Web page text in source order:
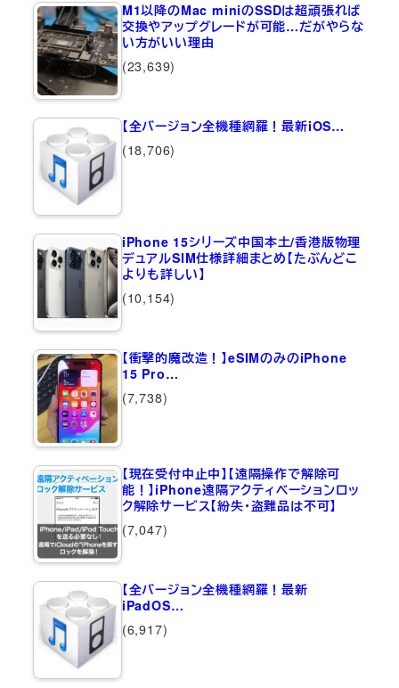
M1以降のMac miniのSSDは超頑張れば
交換やアップグレードが可能…だがやらな
い方がいい理由
(23,639)
【全バージョン全機種網羅！最新iOS…
(18,706)
iPhone 15シリーズ中国本土/香港版物理
デュアルSIM仕様詳細まとめ【たぶんどこ
よりも詳しい】
(10,154)
【衝撃的魔改造！】eSIMのみのiPhone
15 Pro…
(7,738)
【現在受付中止中】【遠隔操作で解除可
能！】iPhone遠隔アクティベーションロッ
ク解除サービス【紛失・盗難品は不可】
(7,047)
【全バージョン全機種網羅！最新
iPadOS…
(6,917)